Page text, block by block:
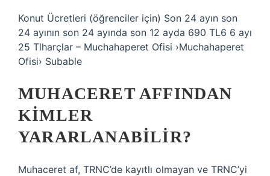
Konut Ücretleri (öğrenciler için) Son 24 ayın son
24 ayının son 24 ayında son 12 ayda 690 TL6 6 ayı
25 Tlharçlar – Muchahaperet Ofisi ›Muchahaperet
Ofisi› Subable
MUHACERET AFFINDAN
KIMLER
YARARLANABILIR?
Muhaceret af, TRNC’de kayıtlı olmayan ve TRNC’yi